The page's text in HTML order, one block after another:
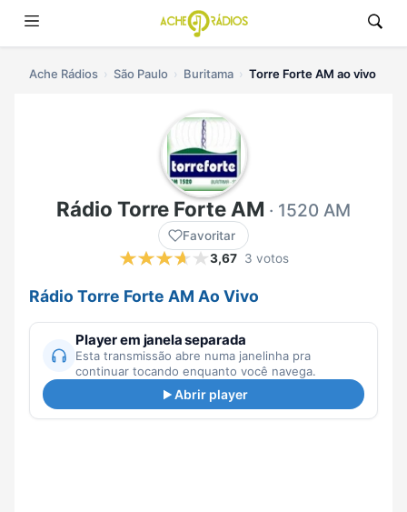
Ache Rádios São Paulo Buritama Torre Forte AM ao vivo
Rádio Torre Forte AM · 1520 AM
Favoritar
3,67 3 votos
Rádio Torre Forte AM Ao Vivo
Player em janela separada
Esta transmissão abre numa janelinha pra
continuar tocando enquanto você navega.
Abrir player